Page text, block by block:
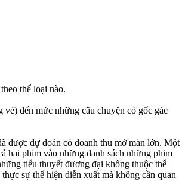
thể loại nào.
đến mức những câu chuyện có gốc gác
được dự đoán có doanh thu mở màn lớn. Một
hai phim vào những danh sách những phim
tiểu thuyết đương đại không thuộc thể
sự thể hiện diễn xuất mà không cần quan